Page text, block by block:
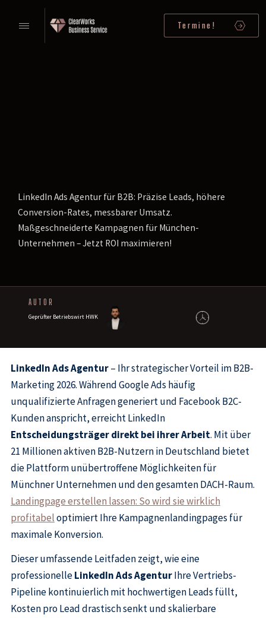
Termine!
LinkedIn Ads Agentur für B2B: Präzise Leads, höhere
Conversion-Rates, messbarer Umsatz.
Maßgeschneiderte Kampagnen für München-
Unternehmen – Jetzt ROI maximieren!
AUTOR
Geprüfter Betriebswirt HWK
LinkedIn Ads Agentur– Ihr strategischer Vorteil im B2B-
Marketing 2026. Während Google Ads häufig
unqualifizierte Anfragen generiert und Facebook B2C-
Kunden anspricht, erreicht LinkedIn
Entscheidungsträger direkt bei ihrer Arbeit. Mit über
21 Millionen aktiven B2B-Nutzern in Deutschland bietet
die Plattform unübertroffene Möglichkeiten für
Münchner Unternehmen und den gesamten DACH-Raum.
Landingpage erstellen lassen: So wird sie wirklich
profitabeloptimiert Ihre Kampagnenlandingpages für
maximale Konversion.
Dieser umfassende Leitfaden zeigt, wie eine
professionelleLinkedIn Ads AgenturIhre Vertriebs-
Pipeline kontinuierlich mit hochwertigen Leads füllt,
Kosten pro Lead drastisch senkt und skalierbare